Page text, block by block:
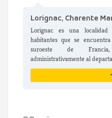
Lorignac, Charente
Lorignac es una
habitantes que se
suroeste de
administrativamente al